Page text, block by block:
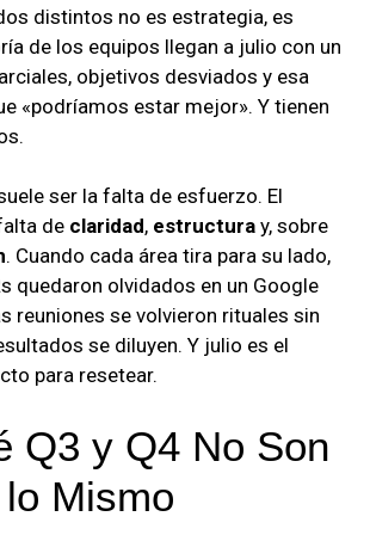
distintos no es estrategia, es
de los equipos llegan a julio con un
objetivos desviados y esa
«podríamos estar mejor». Y tienen
ser la falta de esfuerzo. El
de claridad, estructura y, sobre
. Cuando cada área tira para su lado,
quedaron olvidados en un Google
reuniones se volvieron rituales sin
se diluyen. Y julio es el
para resetear.
Q3 y Q4 No Son
Mismo